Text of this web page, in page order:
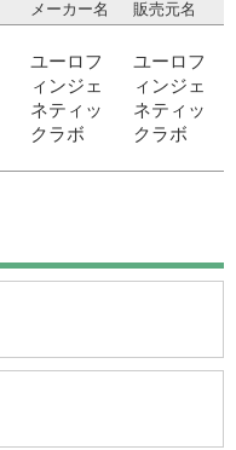
メーカー名 販売元名
ユーロフ
ィンジェ
ネティッ
クラボ
ユーロフ
ィンジェ
ネティッ
クラボ